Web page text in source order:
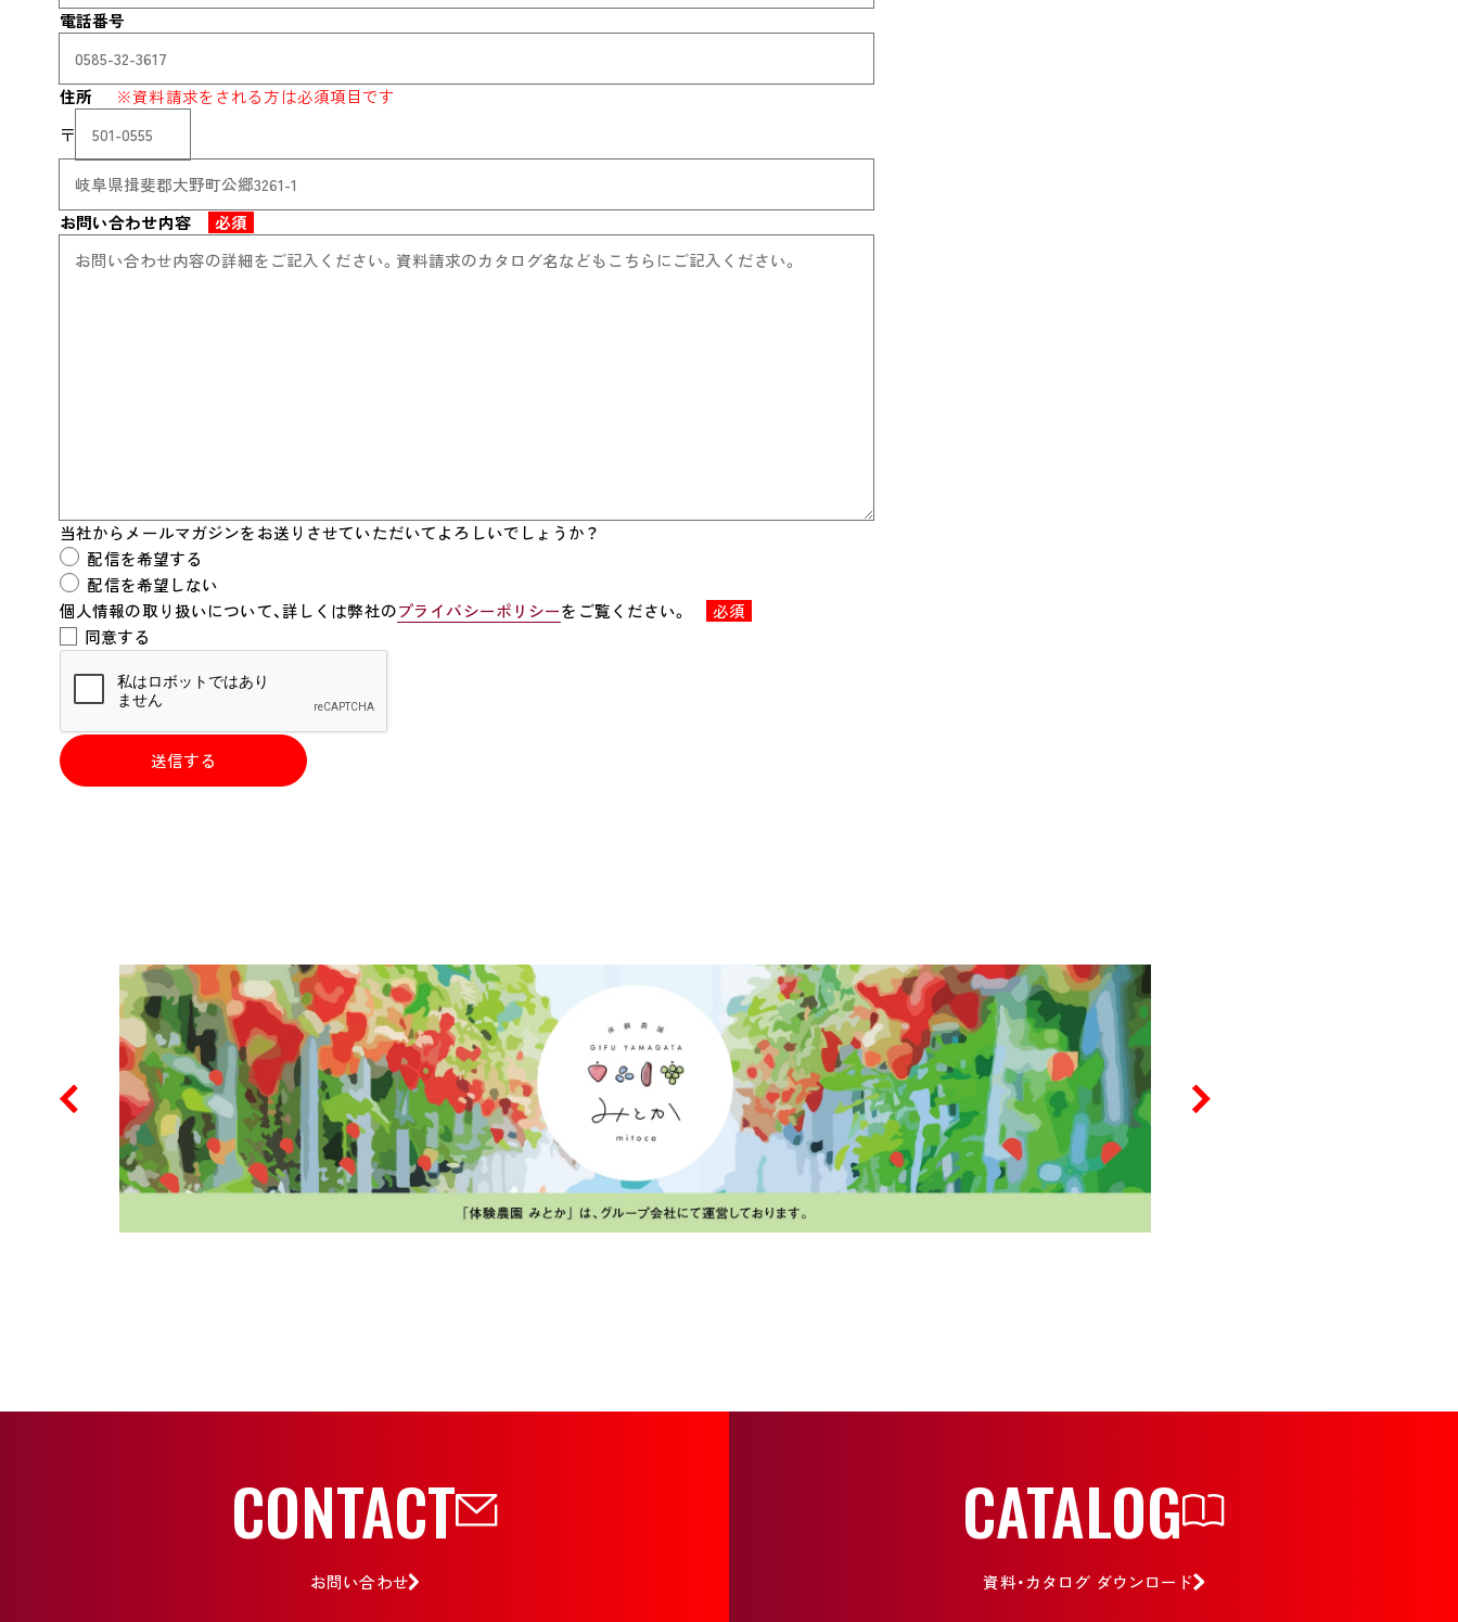
電話番号
住所
※資料請求をされる方は必須項目です
〒
お問い合わせ内容 必須
当社からメールマガジンをお送りさせていただいてよろしいでしょうか？
配信を希望する
配信を希望しない
個人情報の取り扱いについて、詳しくは弊社のプライバシーポリシーをご覧ください。
必須
同意する
CONTACT
お問い合わせ
CATALOG
資料・カタログ ダウンロード